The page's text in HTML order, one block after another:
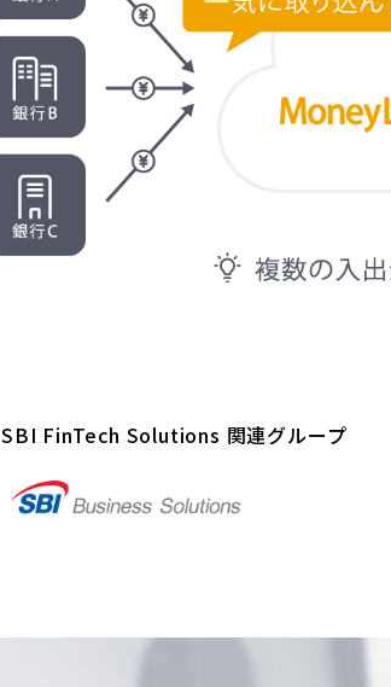
SBI FinTech Solutions 関連グループ